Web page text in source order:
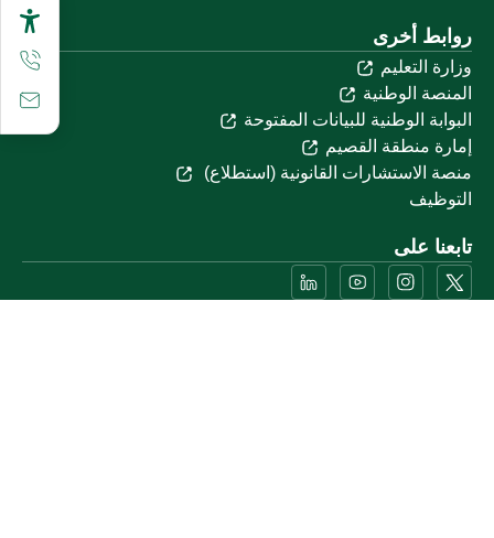
روابط أخرى
وزارة التعليم
المنصة الوطنية
البوابة الوطنية للبيانات المفتوحة
إمارة منطقة القصيم
منصة الاستشارات القانونية (استطلاع)
التوظيف
تابعنا على